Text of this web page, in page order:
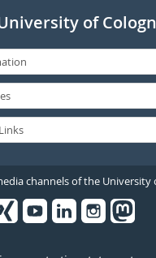
of
channels of the University